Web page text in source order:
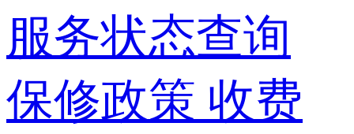
服务状态查询
保修政策 收费